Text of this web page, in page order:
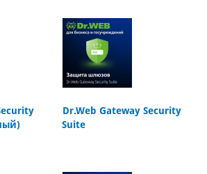
Dr.Web Gateway Security
Suite